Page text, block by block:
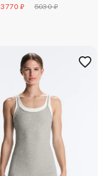
3770 ₽
5030 ₽